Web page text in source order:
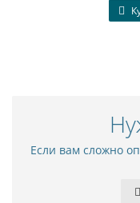
Если вам сложно